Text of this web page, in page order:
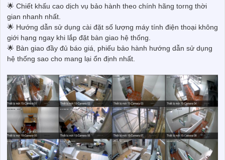
🌟 Chiết khấu cao dịch vụ bảo hành theo chính hãng torng thời
gian nhanh nhất.
🌟 Hướng dẫn sử dụng cài đặt số lượng máy tính điện thoại không
giới hạng ngay khi lắp đặt bàn giao hệ thống.
🌟 Bàn giao đầy đủ báo giá, phiếu bảo hành hướng dẫn sử dụng
hệ thống sao cho mang lại ổn định nhất.